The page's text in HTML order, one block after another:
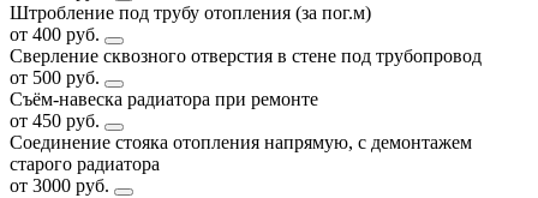
Штробление под трубу отопления (за пог.м)
от 400 руб.
Сверление сквозного отверстия в стене под трубопровод
от 500 руб.
Съём-навеска радиатора при ремонте
от 450 руб.
Соединение стояка отопления напрямую, с демонтажем
старого радиатора
от 3000 руб.